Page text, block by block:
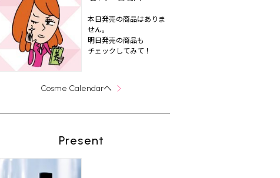
本日発売の商品はありま
せん。
明日発売の商品も
チェックしてみて！
Cosme Calendarへ
Present